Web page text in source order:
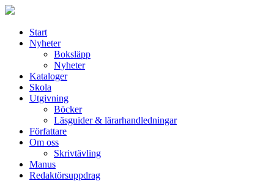
Start
Nyheter
Boksläpp
Nyheter
Kataloger
Skola
Utgivning
Böcker
Läsguider & lärarhandledningar
Författare
Om oss
Skrivtävling
Manus
Redaktörsuppdrag